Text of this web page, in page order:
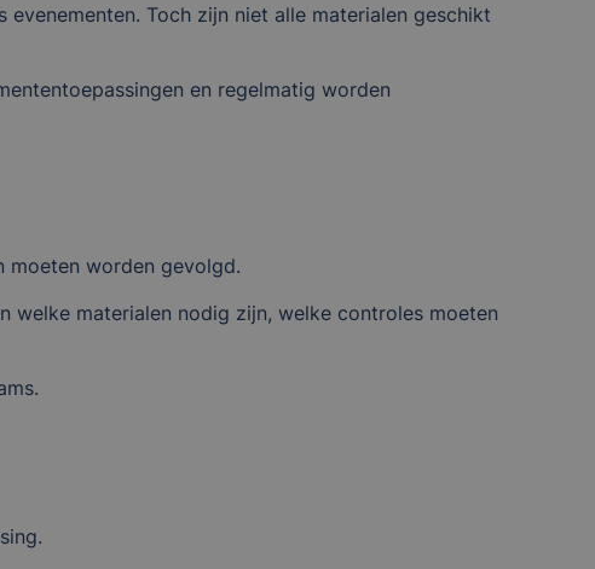
Toch zijn niet alle materialen geschikt
en regelmatig worden
moeten worden gevolgd.
materialen nodig zijn, welke controles moeten